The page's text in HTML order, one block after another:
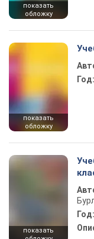
показать
обложку
показать
обложку
Год:
показать
Год: